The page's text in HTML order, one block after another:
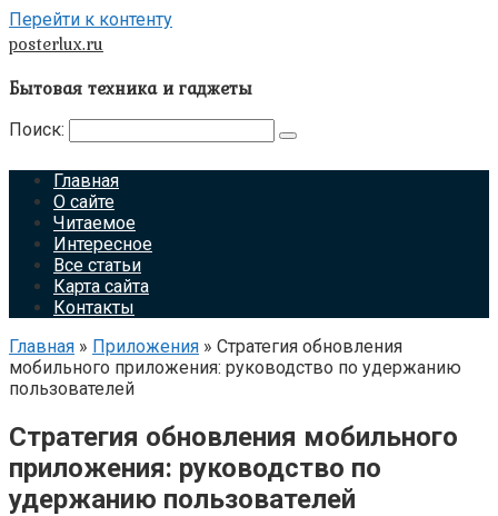
Перейти к контенту
posterlux.ru
Бытовая техника и гаджеты
Поиск:
Главная
О сайте
Читаемое
Интересное
Все статьи
Карта сайта
Контакты
Главная » Приложения » Стратегия обновления
мобильного приложения: руководство по удержанию
пользователей
Стратегия обновления мобильного
приложения: руководство по
удержанию пользователей